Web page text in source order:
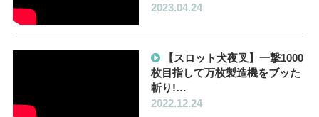
2023.04.24
【スロット犬夜叉】一撃1000
枚目指して万枚製造機をブッた
斬り!…
2022.12.24